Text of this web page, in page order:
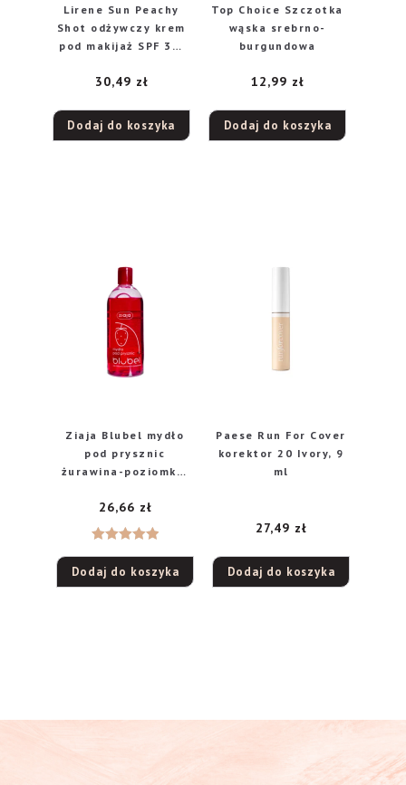
Lirene Sun Peachy
Shot odżywczy krem
pod makijaż SPF 30,
30,49 zł
Dodaj do koszyka
Top Choice Szczotka
wąska srebrno-
burgundowa
12,99 zł
Dodaj do koszyka
Ziaja Blubel mydło
pod prysznic
żurawina-poziomka,
5.00na 5
26,66 zł
Dodaj do koszyka
Paese Run For Cover
korektor 20 Ivory, 9
ml
27,49 zł
Dodaj do koszyka